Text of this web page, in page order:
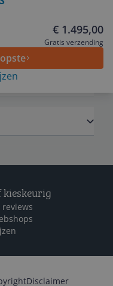
€ 1.495,00
Gratis verzending
kieskeurig
Disclaimer